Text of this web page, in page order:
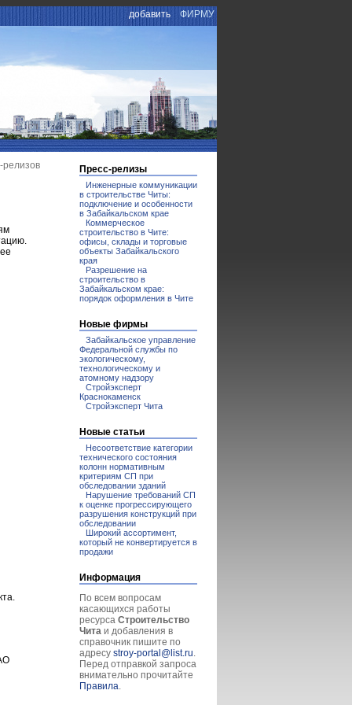
добавить ФИРМУ
релизов Пресс-релизы
Инженерные коммуникации
в строительстве Читы:
подключение и особенности
в Забайкальском крае
Коммерческое
строительство в Чите:
офисы, склады и торговые
объекты Забайкальского
края
Разрешение на
строительство в
Забайкальском крае:
порядок оформления в Чите
Новые фирмы
Забайкальское управление
Федеральной службы по
экологическому,
технологическому и
атомному надзору
Стройэксперт
Краснокаменск
Стройэксперт Чита
Новые статьи
Несоответствие категории
технического состояния
колонн нормативным
критериям СП при
обследовании зданий
Нарушение требований СП
к оценке прогрессирующего
разрушения конструкций при
обследовании
Широкий ассортимент,
который не конвертируется в
продажи
Информация
По всем вопросам
касающихся работы
ресурса Строительство
Чита и добавления в
справочник пишите по
адресу stroy-portal@list.ru.
Перед отправкой запроса
внимательно прочитайте
Правила.